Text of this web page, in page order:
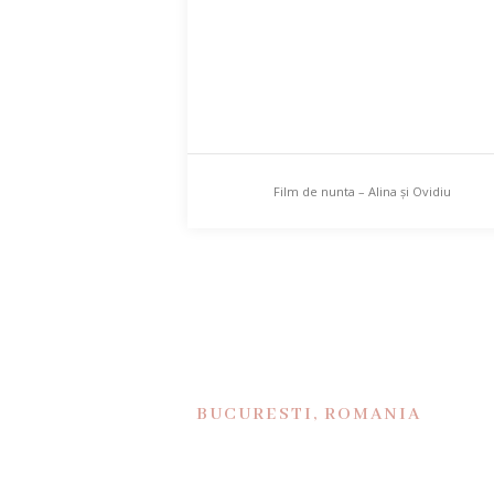
Film de nunta – Alina și Ovidiu
BUCURESTI, ROMANIA